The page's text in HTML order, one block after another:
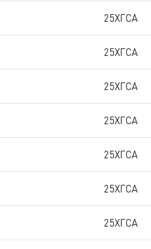
25ХГСА
25ХГСА
25ХГСА
25ХГСА
25ХГСА
25ХГСА
25ХГСА